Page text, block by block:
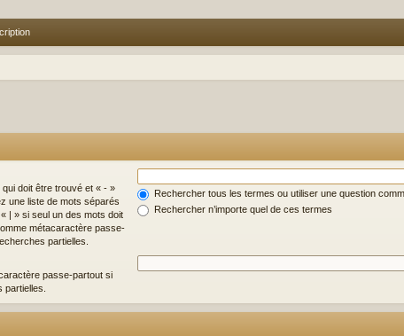
doit être trouvé et « - »
une liste de mots séparés
| » si seul un des mots doit
métacaractère passe-
partielles.
Rechercher tous les termes ou utiliser une question
Rechercher n’importe quel de ces termes
passe-partout si